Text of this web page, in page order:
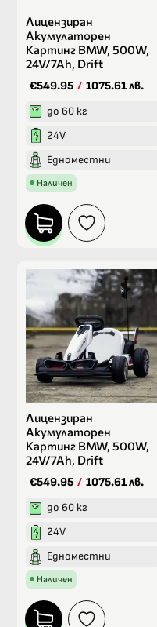
Лицензиран
Акумулаторен
Картинг BMW, 500W,
24V/7Ah, Drift
€549.95 / 1075.61 лв.
до 60 кг
24V
Едноместни
Наличен
Лицензиран
Акумулаторен
Картинг BMW, 500W,
24V/7Ah, Drift
€549.95 / 1075.61 лв.
до 60 кг
24V
Едноместни
Наличен